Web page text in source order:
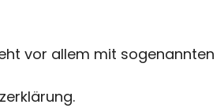
vor allem mit sogenannten